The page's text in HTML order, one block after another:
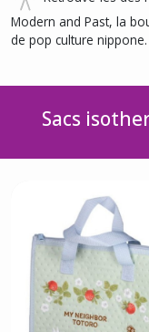
Modern and Past, la
de pop culture nippone.
Sacs